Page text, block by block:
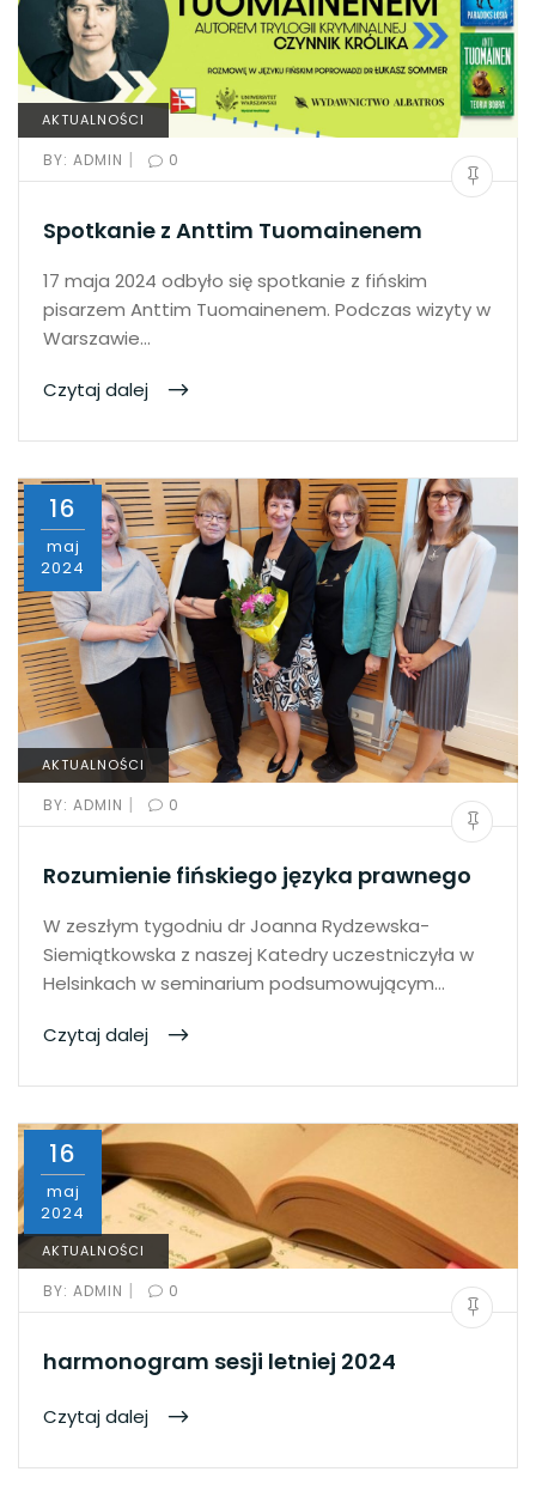
AKTUALNOŚCI
BY: ADMIN | 0
Spotkanie z Anttim Tuomainenem
17 maja 2024 odbyło się spotkanie z fińskim
pisarzem Anttim Tuomainenem. Podczas wizyty w
Warszawie…
Czytaj dalej
16
maj
2024
AKTUALNOŚCI
BY: ADMIN | 0
Rozumienie fińskiego języka prawnego
W zeszłym tygodniu dr Joanna Rydzewska-
Siemiątkowska z naszej Katedry uczestniczyła w
Helsinkach w seminarium podsumowującym…
Czytaj dalej
16
maj
2024
AKTUALNOŚCI
BY: ADMIN | 0
harmonogram sesji letniej 2024
Czytaj dalej